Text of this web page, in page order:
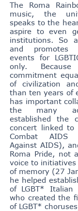
The Roma
music, the
speaks to the
aspire to even
institutions. So
and promotes
events for
only.
commitment
of civilization
than ten years of
has important
the many
established the
concert linked
Combat AIDS
Against AIDS),
Roma Pride, not
voice to
of memory (27
he helped
of LGBT* Italian
who created the
of LGBT*